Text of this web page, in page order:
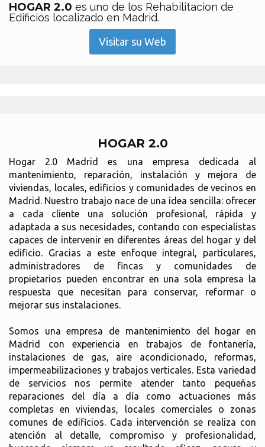
HOGAR 2.0 es uno de los Rehabilitacion de
Edificios localizado en Madrid.
Visitar su Web
HOGAR 2.0
Hogar 2.0 Madrid es una empresa dedicada al
mantenimiento, reparación, instalación y mejora de
viviendas, locales, edificios y comunidades de vecinos en
Madrid. Nuestro trabajo nace de una idea sencilla: ofrecer
a cada cliente una solución profesional, rápida y
adaptada a sus necesidades, contando con especialistas
capaces de intervenir en diferentes áreas del hogar y del
edificio. Gracias a este enfoque integral, particulares,
administradores de fincas y comunidades de
propietarios pueden encontrar en una sola empresa la
respuesta que necesitan para conservar, reformar o
mejorar sus instalaciones.
Somos una empresa de mantenimiento del hogar en
Madrid con experiencia en trabajos de fontanería,
instalaciones de gas, aire acondicionado, reformas,
impermeabilizaciones y trabajos verticales. Esta variedad
de servicios nos permite atender tanto pequeñas
reparaciones del día a día como actuaciones más
completas en viviendas, locales comerciales o zonas
comunes de edificios. Cada intervención se realiza con
atención al detalle, compromiso y profesionalidad,